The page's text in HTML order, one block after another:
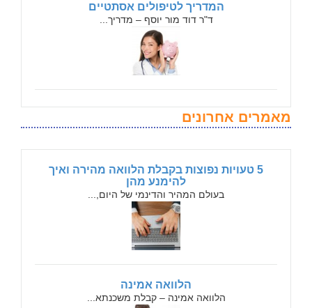
המדריך לטיפולים אסתטיים
ד"ר דוד מור יוסף – מדריך...
מאמרים אחרונים
5 טעויות נפוצות בקבלת הלוואה מהירה ואיך
להימנע מהן
בעולם המהיר והדינמי של היום,...
הלוואה אמינה
הלוואה אמינה – קבלת משכנתא...